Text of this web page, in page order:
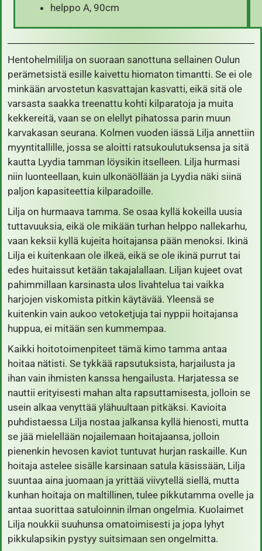
helppo A, 90cm
Hentohelmililja on suoraan sanottuna sellainen Oulun
perämetsistä esille kaivettu hiomaton timantti. Se ei ole
minkään arvostetun kasvattajan kasvatti, eikä sitä ole
varsasta saakka treenattu kohti kilparatoja ja muita
kekkereitä, vaan se on elellyt pihatossa parin muun
karvakasan seurana. Kolmen vuoden iässä Lilja annettiin
myyntitallille, jossa se aloitti ratsukoulutuksensa ja sitä
kautta Lyydia tamman löysikin itselleen. Lilja hurmasi
niin luonteellaan, kuin ulkonäöllään ja Lyydia näki siinä
paljon kapasiteettia kilparadoille.
Lilja on hurmaava tamma. Se osaa kyllä kokeilla uusia
tuttavuuksia, eikä ole mikään turhan helppo nallekarhu,
vaan keksii kyllä kujeita hoitajansa pään menoksi. Ikinä
Lilja ei kuitenkaan ole ilkeä, eikä se ole ikinä purrut tai
edes huitaissut ketään takajalallaan. Liljan kujeet ovat
pahimmillaan karsinasta ulos livahtelua tai vaikka
harjojen viskomista pitkin käytävää. Yleensä se
kuitenkin vain aukoo vetoketjuja tai nyppii hoitajansa
huppua, ei mitään sen kummempaa.
Kaikki hoitotoimenpiteet tämä kimo tamma antaa
hoitaa nätisti. Se tykkää rapsutuksista, harjailusta ja
ihan vain ihmisten kanssa hengailusta. Harjatessa se
nauttii erityisesti mahan alta rapsuttamisesta, jolloin se
usein alkaa venyttää ylähuultaan pitkäksi. Kavioita
puhdistaessa Lilja nostaa jalkansa kyllä hienosti, mutta
se jää mielellään nojailemaan hoitajaansa, jolloin
pienenkin hevosen kaviot tuntuvat hurjan raskaille. Kun
hoitaja astelee sisälle karsinaan satula käsissään, Lilja
suuntaa aina juomaan ja yrittää viivytellä siellä, mutta
kunhan hoitaja on maltillinen, tulee pikkutamma ovelle ja
antaa suorittaa satuloinnin ilman ongelmia. Kuolaimet
Lilja noukkii suuhunsa omatoimisesti ja jopa lyhyt
pikkulapsikin pystyy suitsimaan sen ongelmitta.